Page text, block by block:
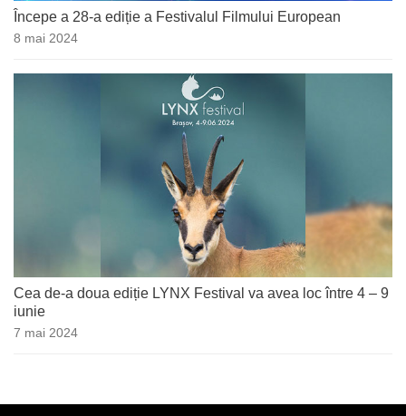
Începe a 28-a ediție a Festivalul Filmului European
8 mai 2024
Cea de-a doua ediție LYNX Festival va avea loc între 4 – 9
iunie
7 mai 2024